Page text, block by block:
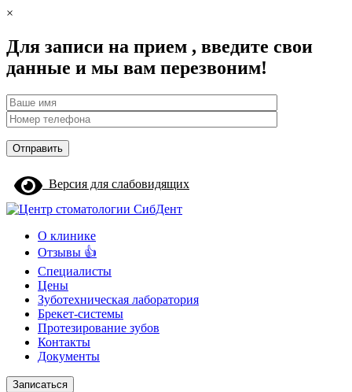
×
Для записи на прием , введите свои
данные и мы вам перезвоним!
Версия для слабовидящих
О клинике
Отзывы 👍
Специалисты
Цены
Зуботехническая лаборатория
Брекет-системы
Протезирование зубов
Контакты
Документы
Записаться